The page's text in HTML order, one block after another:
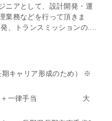
ニアとして、設計開発・運
業務などを行って頂きま
、トランスミッションの....
キャリア形成のため） ※
給＋一律手当 大